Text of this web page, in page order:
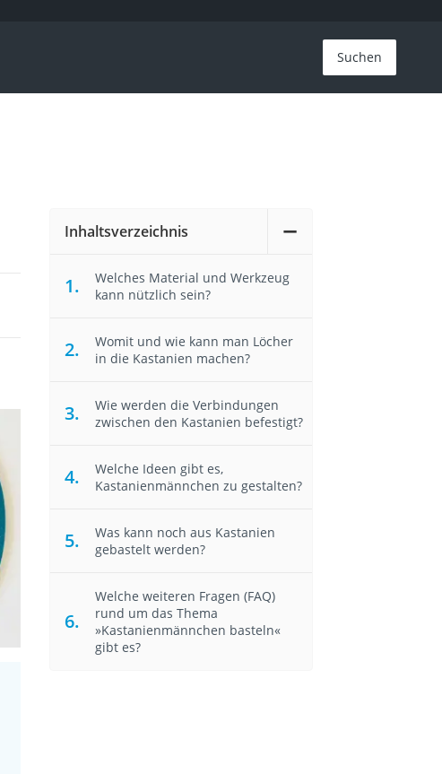
Suchen
Inhaltsverzeichnis
Welches Material und Werkzeug
kann nützlich sein?
Womit und wie kann man Löcher
in die Kastanien machen?
Wie werden die Verbindungen
zwischen den Kastanien befestigt?
Welche Ideen gibt es,
Kastanienmännchen zu gestalten?
Was kann noch aus Kastanien
gebastelt werden?
Welche weiteren Fragen (FAQ)
rund um das Thema
»Kastanienmännchen basteln«
gibt es?